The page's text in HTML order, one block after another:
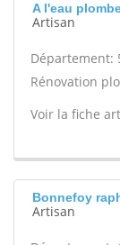
A l'eau
Artisan
Département:
Rénovation
Voir la fiche
Bonnefoy
Artisan